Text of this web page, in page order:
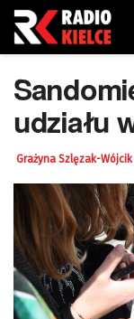
udziału
Grażyna Szlęzak-Wójcik